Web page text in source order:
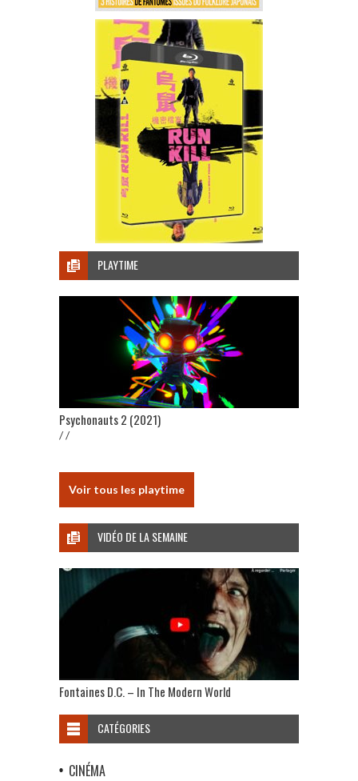
PLAYTIME
Psychonauts 2 (2021)
/ /
Voir tous les playtime
VIDÉO DE LA SEMAINE
Fontaines D.C. – In The Modern World
CATÉGORIES
CINÉMA